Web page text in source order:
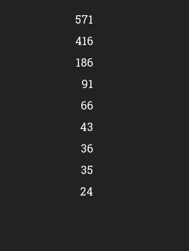
571
416
186
91
66
43
36
35
24